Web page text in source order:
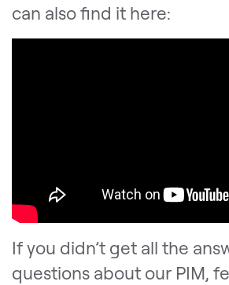
can also find it here:
If you didn’t get all the
questions about our PIM,